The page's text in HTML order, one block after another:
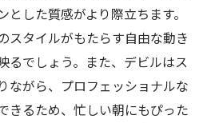
した質感がより際立ちます。
スタイルがもたらす自由な動き
るでしょう。また、デビルはス
ながら、プロフェッショナルな
きるため、忙しい朝にもぴった